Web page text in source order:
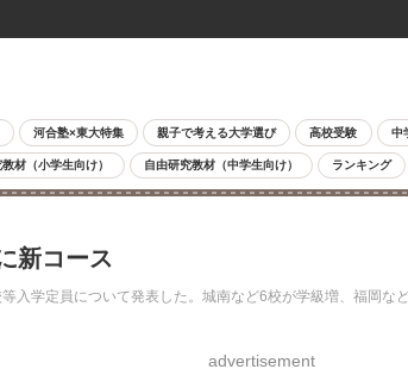
河合塾×東大特集 親子で考える大学選び 高校受験 中
材（小学生向け） 自由研究教材（中学生向け） ランキング
新コース
学定員について発表した。城南など6校が学級増、福岡
advertisement